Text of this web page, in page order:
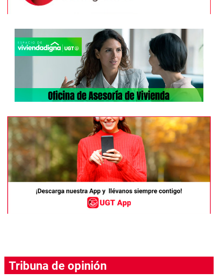
Tribuna de opinión